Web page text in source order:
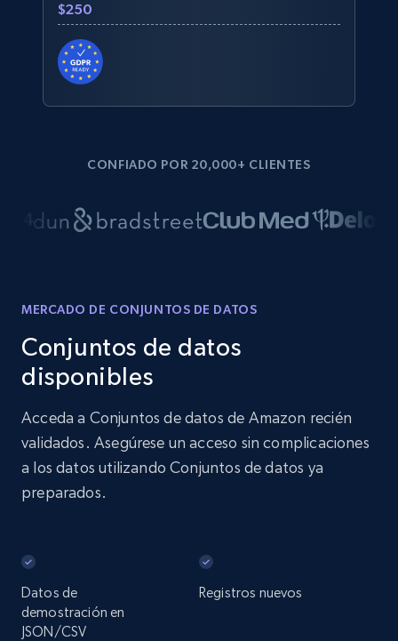
$250
CONFIADO POR 20,000+ CLIENTES
MERCADO DE CONJUNTOS DE DATOS
Conjuntos de datos
disponibles
Acceda a Conjuntos de datos de Amazon recién
validados. Asegúrese un acceso sin complicaciones
a los datos utilizando Conjuntos de datos ya
preparados.
Datos de
demostración en
JSON/CSV
Registros nuevos